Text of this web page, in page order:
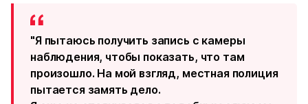
"Я пытаюсь получить запись с камеры
наблюдения, чтобы показать, что там
произошло. На мой взгляд, местная полиция
пытается замять дело.